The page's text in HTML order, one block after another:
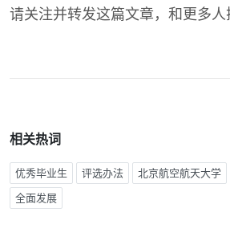
请关注并转发这篇文章，和更多人
相关热词
优秀毕业生 评选办法 北京航空航天大学
全面发展